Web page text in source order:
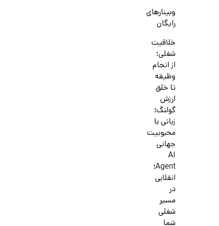
وبینارهای
رایگان
خلاقیت
شغلی؛
از انجام
وظیفه
تا خلق
ارزش
گولنگ؛
زبانی با
محبوبیت
جهانی
AI
Agent؛
انقلابی
در
مسیر
شغلی